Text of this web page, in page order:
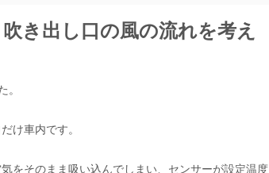
き出し口の風の流れを考え
。
け車内です。
をそのまま吸い込んでしまい、センサーが設定温度